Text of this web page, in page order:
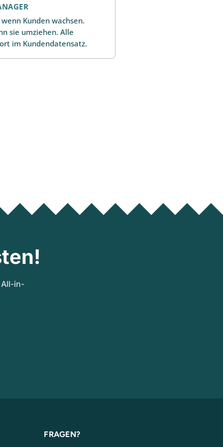
Kunden wachsen.
sie umziehen. Alle
im Kundendatensatz.
All-in-
FRAGEN?